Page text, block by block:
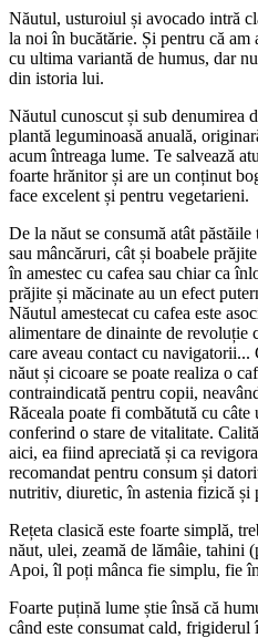
Năutul, usturoiul și avocado intră
la noi în bucătărie. Și pentru că
cu ultima variantă de humus, dar
din istoria lui.
Năutul cunoscut și sub denumirea
plantă leguminoasă anuală,
acum întreaga lume. Te salvează
foarte hrănitor și are un conținut
face excelent și pentru vegetarieni.
De la năut se consumă atât
sau mâncăruri, cât și boabele
în amestec cu cafea sau chiar ca
prăjite și măcinate au un efect
Năutul amestecat cu cafea este
alimentare de dinainte de revoluție
care aveau contact cu navigatorii...
năut și cicoare se poate realiza o
contraindicată pentru copii,
Răceala poate fi combătută cu câte
conferind o stare de vitalitate.
aici, ea fiind apreciată și ca
recomandat pentru consum și
nutritiv, diuretic, în astenia fizică și
Rețeta clasică este foarte simplă,
năut, ulei, zeamă de lămâie, tahini
Apoi, îl poți mânca fie simplu, fie
Foarte puțină lume știe însă că
când este consumat cald, frigiderul